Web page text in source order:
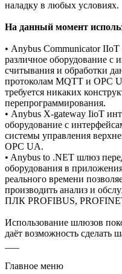
наладку в любых условиях.
На данный момент
• Anybus Communicator
различное оборудование с
считывания и обработки
протоколам MQTT и OPC
требуется никаких
перепрограммирования.
• Anybus X-gateway IioT
оборудование с
системы управления
OPC UA.
• Anybus to .NET шлюз
оборудования в
реального времени
производить анализ и
ПЛК PROFIBUS,
Использование шлюзов
даёт возможность сделать
Главное меню